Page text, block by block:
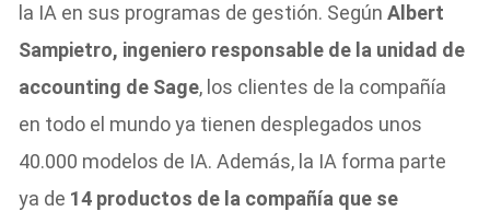
la IA en sus programas de gestión. SegúnAlbert
Sampietro, ingeniero responsable de la unidad de
accounting de Sage, los clientes de la compañía
en todo el mundo ya tienen desplegados unos
40.000 modelos de IA. Además, la IA forma parte
ya de 14 productos de la compañía que se